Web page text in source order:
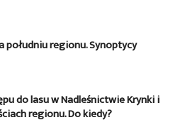
południu regionu. Synoptycy
do lasu w Nadleśnictwie Krynki i
regionu. Do kiedy?